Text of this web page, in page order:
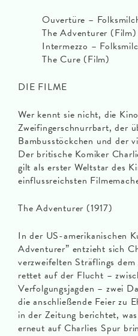
Ouvertüre –
The Adventurer (Film)
Intermezzo –
The Cure (Film)
DIE FILME
Wer kennt sie nicht, die
Zweifingerschnurrbart, der
Bambusstöckchen und der
Der britische Komiker
gilt als erster Weltstar des
einflussreichsten
The Adventurer (1917)
In der US-amerikanischen
Adventurer” entzieht sich
verzweifelten Sträflings
rettet auf der Flucht –
Verfolgungsjagden – zwei
die anschließende Feier zu
in der Zeitung berichtet,
erneut auf Charlies Spur